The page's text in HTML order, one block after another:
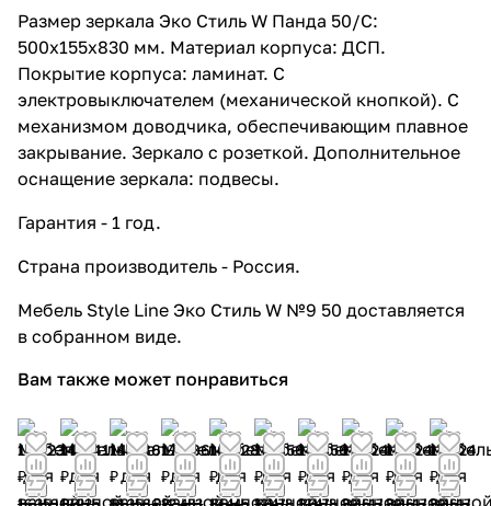
Размер зеркала Эко Стиль W Панда 50/С:
500x155x830 мм. Материал корпуса: ДСП.
Покрытие корпуса: ламинат. С
электровыключателем (механической кнопкой). С
механизмом доводчика, обеспечивающим плавное
закрывание. Зеркало с розеткой. Дополнительное
оснащение зеркала: подвесы.
Гарантия - 1 год.
Страна производитель - Россия.
Мебель Style Line Эко Стиль W №9 50 доставляется
в собранном виде.
Вам также может понравиться
14 723
₽
14 641
₽
14 686
₽
17 986
₽
14 828
₽
14 856
₽
14 856
₽
17 524
₽
17 524
₽
17 524
₽